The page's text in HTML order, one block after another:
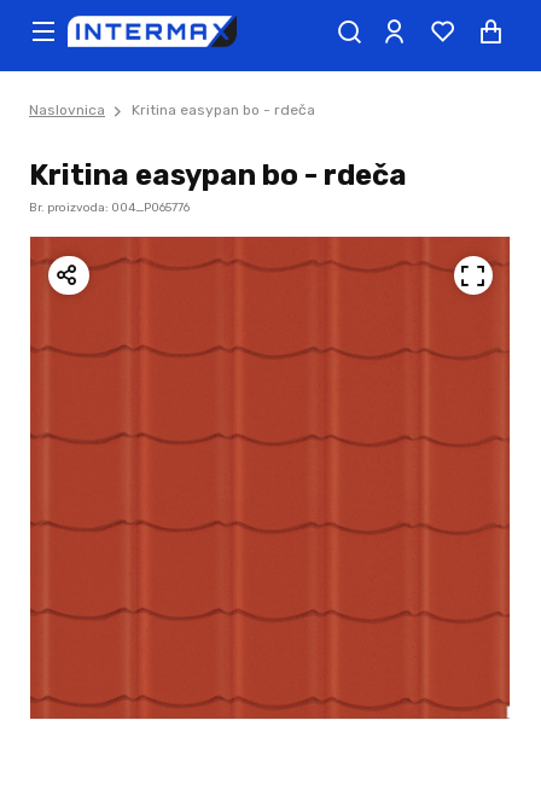
Naslovnica Kritina easypan bo - rdeča
Kritina easypan bo - rdeča
Br. proizvoda: 004_P065776